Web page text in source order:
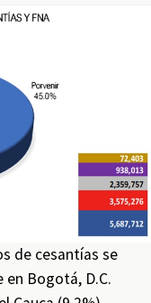
de cesantías se
Bogotá, D.C.